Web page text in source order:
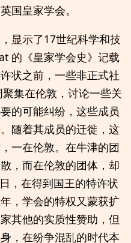
国皇家学会。
显示了17世纪科学和技
的《皇家学会史》记载
状之前，一些非正式社
集在伦敦，讨论一些关
的可能纠纷，这些成员
随着其成员的迁徙，这
一在伦敦。在牛津的团
，而在伦敦的团体，却
，在得到国王的特许状
，学会的特权又蒙获扩
其他的实质性赞助，但
，在纷争混乱的时代本